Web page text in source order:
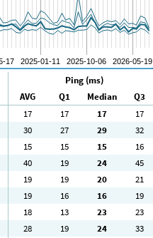
Ping (ms)
AVG Q1 Median
Q3
17 17 17
17
30 27 29
32
15 15 15
16
40 19 24
45
19 19 20
21
19 16 16
19
18 13 23
23
28 19 24
33